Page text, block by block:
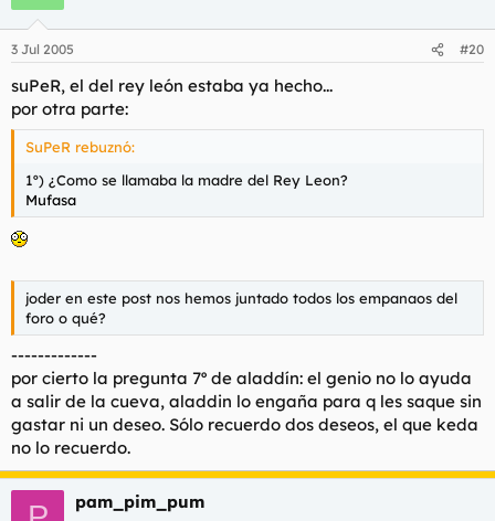
Jago
3º) ¿Que calificativo le dio Jaffar a la persona que
podría entrar en la cueva de las maravillas?Rata de
cloaca?????
...
4º) ¿Las dos partes de que insecto eran necesarias
desierto?
ESCARABAJO, ESE SI LO SABIA
ALÍ, COMO MUJAMED ALI
6º) ¿Como se llama la Ciudad en la que se desarolla la
7º) ¿Cuales fueron los 3 deseos que Aladino le pidio al
Genio?
RIQUEZA, EHHHH .....
8º) ¿En que transforma Jaffar a Abú cuando se vuelve
:?
3 Jul 2005 #20
suPeR, el del rey león estaba ya hecho...
por otra parte:
SuPeR rebuznó:
1º) ¿Como se llamaba la madre del Rey Leon?
Mufasa
joder en este post nos hemos juntado todos los empanaos del
foro o qué?
-------------
por cierto la pregunta 7º de aladdín: el genio no lo ayuda
a salir de la cueva, aladdin lo engaña para q les saque sin
gastar ni un deseo. Sólo recuerdo dos deseos, el que keda
no lo recuerdo.
pam_pim_pum